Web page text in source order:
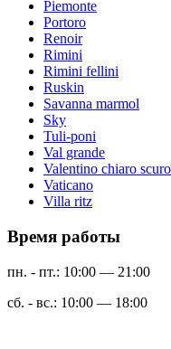
Piemonte
Portoro
Renoir
Rimini
Rimini fellini
Ruskin
Savanna marmol
Sky
Tuli-poni
Val grande
Valentino chiaro scuro
Vaticano
Villa ritz
Время работы
пн. - пт.: 10:00 — 21:00
сб. - вс.: 10:00 — 18:00